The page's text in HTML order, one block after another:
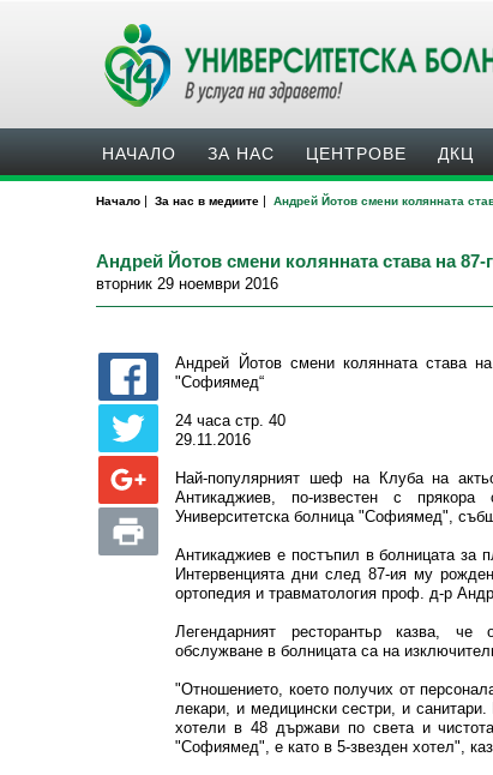
НАЧАЛО ЗА НАС ЦЕНТРОВЕ ДКЦ
Начало | За нас в медиите | Андрей Йотов смени колянната
Андрей Йотов смени колянната става на
вторник 29 ноември 2016
Андрей Йотов смени колянната става
"Софиямед“
24 часа стр. 40
29.11.2016
Най-популярният шеф на Клуба на
Антикаджиев, по-известен с
Университетска болница "Софиямед",
Антикаджиев е постъпил в болницата за
Интервенцията дни след 87-ия му
ортопедия и травматология проф. д-р
Легендарният ресторантьр казва, че
обслужване в болницата са на
"Отношението, което получих от
лекари, и медицински сестри, и
хотели в 48 държави по света и
"Софиямед", е като в 5-звезден хотел",